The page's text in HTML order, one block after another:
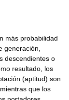
más probabilidad
generación,
descendientes o
resultado, los
(aptitud) son
que los